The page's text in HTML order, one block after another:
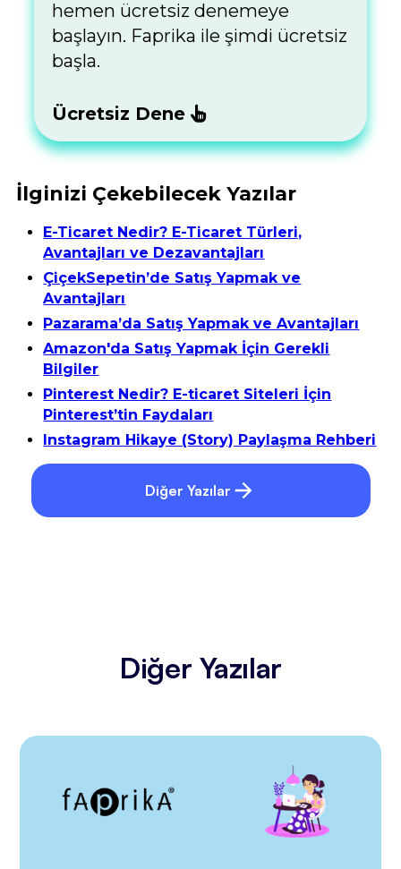
hemen ücretsiz denemeye
başlayın. Faprika ile şimdi ücretsiz
başla.
Ücretsiz Dene
İlginizi Çekebilecek Yazılar
E-Ticaret Nedir? E-Ticaret Türleri,
Avantajları ve Dezavantajları
ÇiçekSepetin’de Satış Yapmak ve
Avantajları
Pazarama’da Satış Yapmak ve Avantajları
Amazon'da Satış Yapmak İçin Gerekli
Bilgiler
Pinterest Nedir? E-ticaret Siteleri İçin
Pinterest’tin Faydaları
Instagram Hikaye (Story) Paylaşma Rehberi
Diğer Yazılar
Diğer Yazılar